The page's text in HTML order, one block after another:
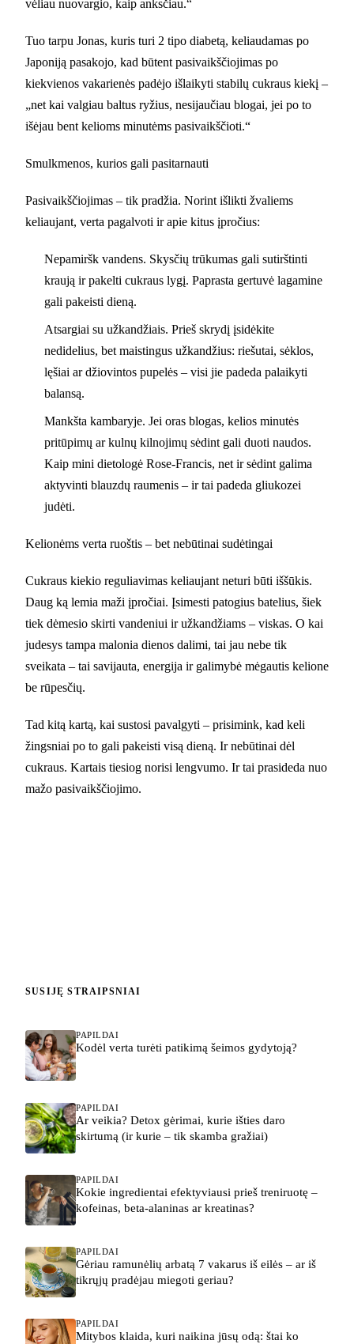
vėliau nuovargio, kaip anksčiau.“
Tuo tarpu Jonas, kuris turi 2 tipo diabetą, keliaudamas po
Japoniją pasakojo, kad būtent pasivaikščiojimas po
kiekvienos vakarienės padėjo išlaikyti stabilų cukraus kiekį –
„net kai valgiau baltus ryžius, nesijaučiau blogai, jei po to
išėjau bent kelioms minutėms pasivaikščioti.“
Smulkmenos, kurios gali pasitarnauti
Pasivaikščiojimas – tik pradžia. Norint išlikti žvaliems
keliaujant, verta pagalvoti ir apie kitus įpročius:
Nepamiršk vandens. Skysčių trūkumas gali sutirštinti
kraują ir pakelti cukraus lygį. Paprasta gertuvė lagamine
gali pakeisti dieną.
Atsargiai su užkandžiais. Prieš skrydį įsidėkite
nedidelius, bet maistingus užkandžius: riešutai, sėklos,
lęšiai ar džiovintos pupelės – visi jie padeda palaikyti
balansą.
Mankšta kambaryje. Jei oras blogas, kelios minutės
pritūpimų ar kulnų kilnojimų sėdint gali duoti naudos.
Kaip mini dietologė Rose-Francis, net ir sėdint galima
aktyvinti blauzdų raumenis – ir tai padeda gliukozei
judėti.
Kelionėms verta ruoštis – bet nebūtinai sudėtingai
Cukraus kiekio reguliavimas keliaujant neturi būti iššūkis.
Daug ką lemia maži įpročiai. Įsimesti patogius batelius, šiek
tiek dėmesio skirti vandeniui ir užkandžiams – viskas. O kai
judesys tampa malonia dienos dalimi, tai jau nebe tik
sveikata – tai savijauta, energija ir galimybė mėgautis kelione
be rūpesčių.
Tad kitą kartą, kai sustosi pavalgyti – prisimink, kad keli
žingsniai po to gali pakeisti visą dieną. Ir nebūtinai dėl
cukraus. Kartais tiesiog norisi lengvumo. Ir tai prasideda nuo
mažo pasivaikščiojimo.
SUSIJĘ STRAIPSNIAI
PAPILDAI
Kodėl verta turėti patikimą šeimos gydytoją?
PAPILDAI
Ar veikia? Detox gėrimai, kurie išties daro
skirtumą (ir kurie – tik skamba gražiai)
PAPILDAI
Kokie ingredientai efektyviausi prieš treniruotę –
kofeinas, beta-alaninas ar kreatinas?
PAPILDAI
Gėriau ramunėlių arbatą 7 vakarus iš eilės – ar iš
tikrųjų pradėjau miegoti geriau?
PAPILDAI
Mitybos klaida, kuri naikina jūsų odą: štai ko